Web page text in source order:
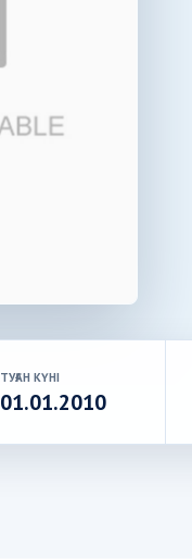
ТУҒАН КҮНІ
01.01.2010